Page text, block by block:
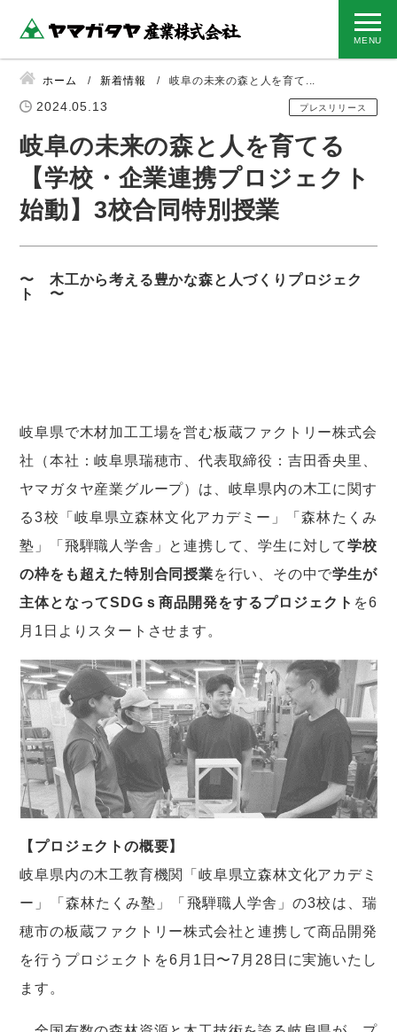
ホーム 新着情報 岐阜の未来の森と人を育て...
2024.05.13 プレスリリース
岐阜の未来の森と人を育てる
【学校・企業連携プロジェクト
始動】3校合同特別授業
〜 木工から考える豊かな森と人づくりプロジェク
ト 〜
岐阜県で木材加工工場を営む板蔵ファクトリー株式会
社（本社：岐阜県瑞穂市、代表取締役：吉田香央里、
ヤマガタヤ産業グループ）は、岐阜県内の木工に関す
る3校「岐阜県立森林文化アカデミー」「森林たくみ
塾」「飛騨職人学舎」と連携して、学生に対して学校
の枠をも超えた特別合同授業を行い、その中で学生が
主体となってSDGｓ商品開発をするプロジェクト を6
月1日よりスタートさせます。
【プロジェクトの概要】
岐阜県内の木工教育機関「岐阜県立森林文化アカデミ
ー」「森林たくみ塾」「飛騨職人学舎」の3校は、瑞
穂市の板蔵ファクトリー株式会社と連携して商品開発
を行うプロジェクトを6月1日〜7月28日に実施いたし
ます。